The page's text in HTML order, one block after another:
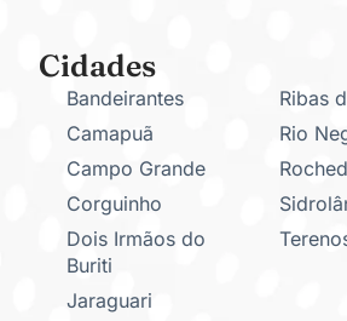
Cidades
Bandeirantes
Camapuã
Campo Grande
Corguinho
Dois Irmãos do
Buriti
Jaraguari
Ribas
Rio